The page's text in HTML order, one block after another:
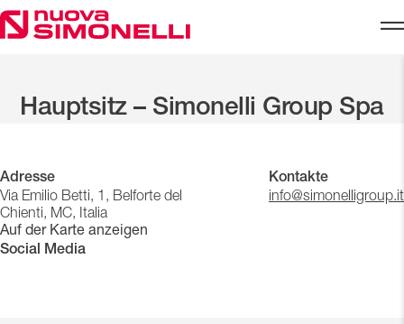
Skip to content
Hauptsitz – Simonelli Group Spa
Adresse
Via Emilio Betti, 1, Belforte del
Chienti, MC, Italia
Auf der Karte anzeigen
Kontakte
info@simonelligroup.it
Social Media